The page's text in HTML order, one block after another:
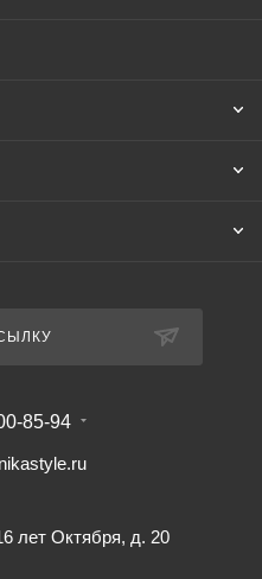
85-94
лет Октября, д. 20